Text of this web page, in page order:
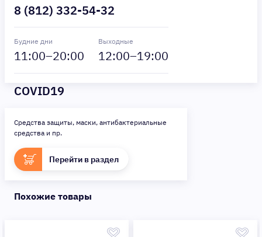
8 (812) 332-54-32
Будние дни
11:00–20:00
Выходные
12:00–19:00
COVID19
Средства защиты, маски, антибактериальные
средства и пр.
Перейти в раздел
Похожие товары